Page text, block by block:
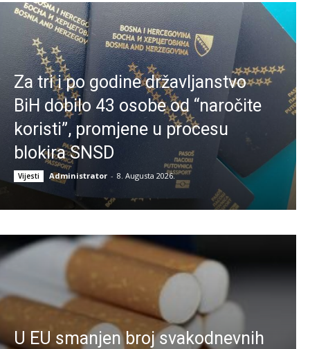
Za tri i po godine državljanstvo
BiH dobilo 43 osobe od “naročite
koristi”, promjene u procesu
blokira SNSD
Vijesti Administrator - 8. Augusta 2026.
U EU smanjen broj svakodnevnih